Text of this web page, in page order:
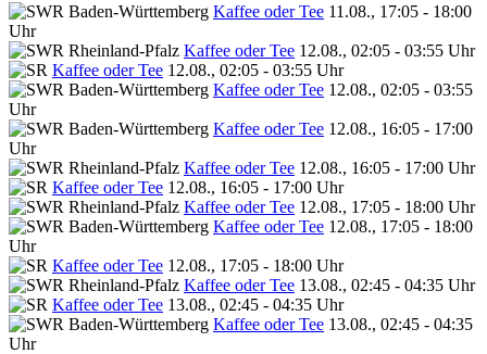
Kaffee oder Tee 11.08., 17:05 - 18:00
Uhr
Kaffee oder Tee 12.08., 02:05 - 03:55 Uhr
Kaffee oder Tee 12.08., 02:05 - 03:55 Uhr
Kaffee oder Tee 12.08., 02:05 - 03:55
Uhr
Kaffee oder Tee 12.08., 16:05 - 17:00
Uhr
Kaffee oder Tee 12.08., 16:05 - 17:00 Uhr
Kaffee oder Tee 12.08., 16:05 - 17:00 Uhr
Kaffee oder Tee 12.08., 17:05 - 18:00 Uhr
Kaffee oder Tee 12.08., 17:05 - 18:00
Uhr
Kaffee oder Tee 12.08., 17:05 - 18:00 Uhr
Kaffee oder Tee 13.08., 02:45 - 04:35 Uhr
Kaffee oder Tee 13.08., 02:45 - 04:35 Uhr
Kaffee oder Tee 13.08., 02:45 - 04:35
Uhr